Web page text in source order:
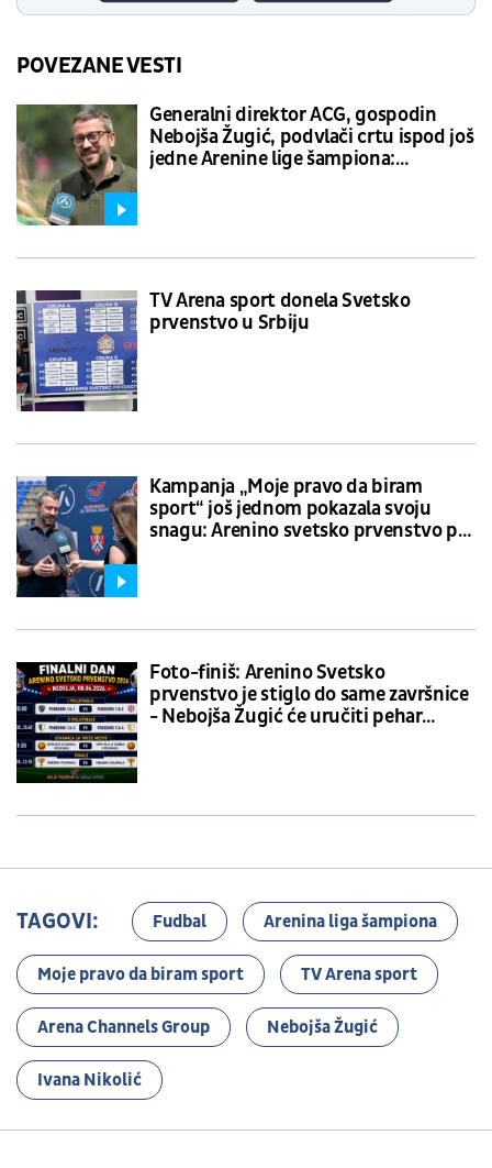
POVEZANE VESTI
Generalni direktor ACG, gospodin
Nebojša Žugić, podvlači crtu ispod još
jedne Arenine lige šampiona:
TV Arena sport donela Svetsko
prvenstvo u Srbiju
Kampanja „Moje pravo da biram
sport“ još jednom pokazala svoju
snagu: Arenino svetsko prvenstvo po
Foto-finiš: Arenino Svetsko
prvenstvo je stiglo do same završnice
- Nebojša Žugić će uručiti pehar
TAGOVI: Fudbal Arenina liga šampiona
Moje pravo da biram sport TV Arena sport
Arena Channels Group Nebojša Žugić
Ivana Nikolić